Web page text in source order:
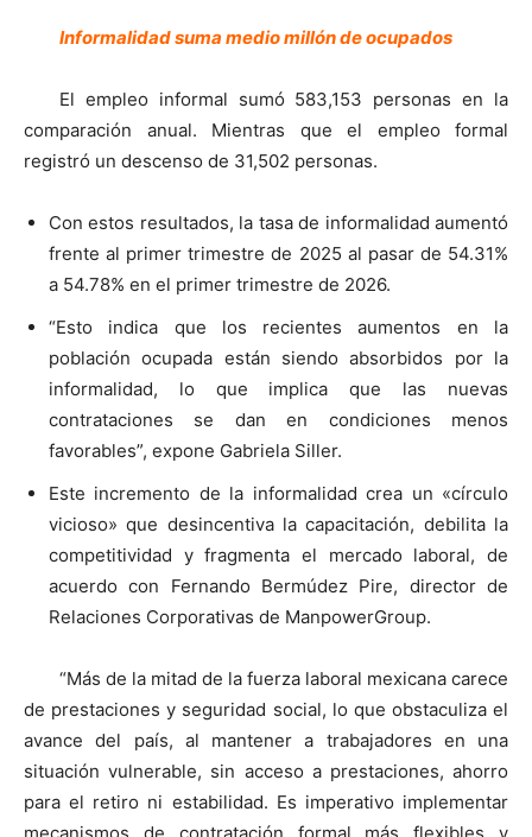
Informalidad suma medio millón de ocupados
El empleo informal sumó 583,153 personas en la
comparación anual. Mientras que el empleo formal
registró un descenso de 31,502 personas.
Con estos resultados, la tasa de informalidad aumentó
frente al primer trimestre de 2025 al pasar de 54.31%
a 54.78% en el primer trimestre de 2026.
“Esto indica que los recientes aumentos en la
población ocupada están siendo absorbidos por la
informalidad, lo que implica que las nuevas
contrataciones se dan en condiciones menos
favorables”, expone Gabriela Siller.
Este incremento de la informalidad crea un «círculo
vicioso» que desincentiva la capacitación, debilita la
competitividad y fragmenta el mercado laboral, de
acuerdo con Fernando Bermúdez Pire, director de
Relaciones Corporativas de ManpowerGroup.
“Más de la mitad de la fuerza laboral mexicana carece
de prestaciones y seguridad social, lo que obstaculiza el
avance del país, al mantener a trabajadores en una
situación vulnerable, sin acceso a prestaciones, ahorro
para el retiro ni estabilidad. Es imperativo implementar